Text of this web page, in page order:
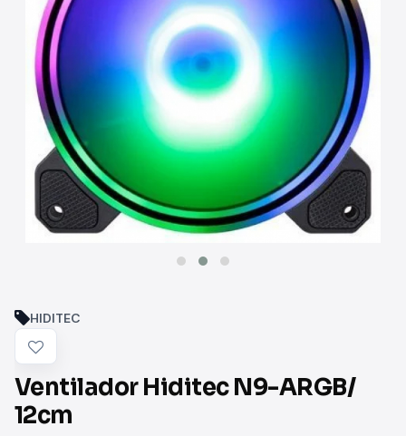
HIDITEC
Ventilador Hiditec N9-ARGB/
12cm